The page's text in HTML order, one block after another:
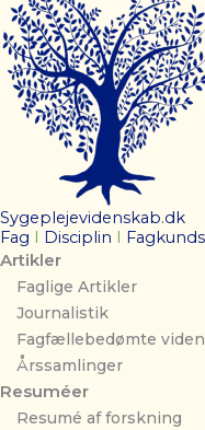
Sygeplejevidenskab.dk
Fag
Disciplin
Artikler
Faglige Artikler
Journalistik
Fagfællebedømte
Årssamlinger
Resuméer
Resumé af forskning